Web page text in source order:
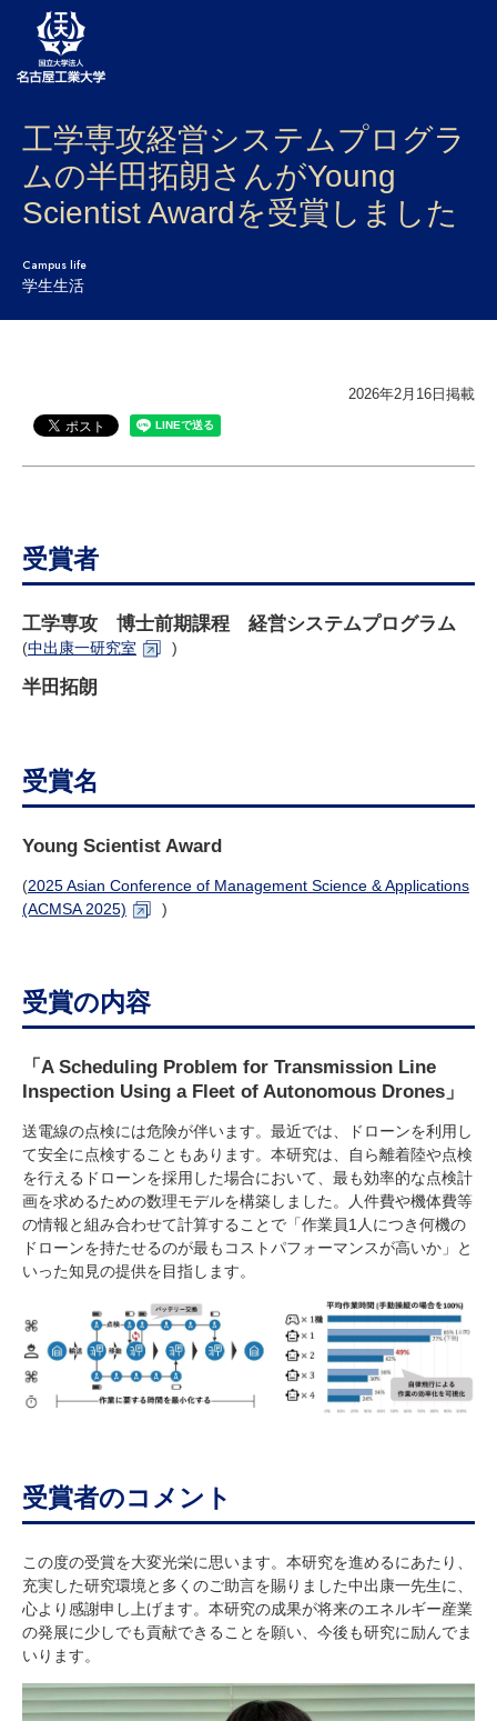
大学案内
学部・大学院・センター
学生生活
国際交流
受験生 在学生
卒業生
企業・研究者
地域・一般
アクセス
工学専攻経営システムプログラ
ムの半田拓朗さんがYoung
Scientist Awardを受賞しました
Campus life
学生生活
2026年2月16日掲載
受賞者
工学専攻 博士前期課程 経営システムプログラム
(中出康一研究室 )
半田拓朗
受賞名
Young Scientist Award
(2025 Asian Conference of Management Science & Applications
(ACMSA 2025)
)
受賞の内容
「A Scheduling Problem for Transmission Line
Inspection Using a Fleet of Autonomous Drones」
送電線の点検には危険が伴います。最近では、ドローンを利用し
て安全に点検することもあります。本研究は、自ら離着陸や点検
を行えるドローンを採用した場合において、最も効率的な点検計
画を求めるための数理モデルを構築しました。人件費や機体費等
の情報と組み合わせて計算することで「作業員1人につき何機の
ドローンを持たせるのが最もコストパフォーマンスが高いか」と
いった知見の提供を目指します。
受賞者のコメント
この度の受賞を大変光栄に思います。本研究を進めるにあたり、
充実した研究環境と多くのご助言を賜りました中出康一先生に、
心より感謝申し上げます。本研究の成果が将来のエネルギー産業
の発展に少しでも貢献できることを願い、今後も研究に励んでま
いります。